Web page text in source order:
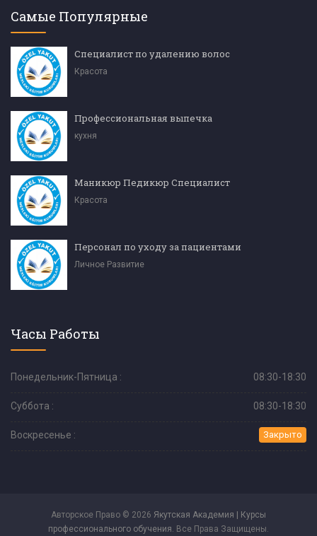
Самые Популярные
Специалист по удалению волос
Красота
Профессиональная выпечка
кухня
Маникюр Педикюр Специалист
Красота
Персонал по уходу за пациентами
Личное Развитие
Часы Работы
Понедельник-Пятница : 08:30-18:30
Суббота : 08:30-18:30
Воскресенье : Закрыто
Авторское Право © 2026 Якутская Академия | Курсы
профессионального обучения . Все Права Защищены.